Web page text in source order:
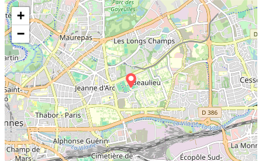
+
−